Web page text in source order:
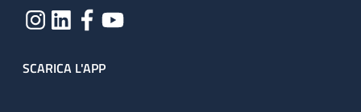
SCARICA L'APP